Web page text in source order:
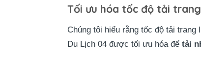
Tối ưu hóa tốc độ tải trang
Chúng tôi hiểu rằng tốc độ tải
Du Lịch 04 được tối ưu hóa để tải